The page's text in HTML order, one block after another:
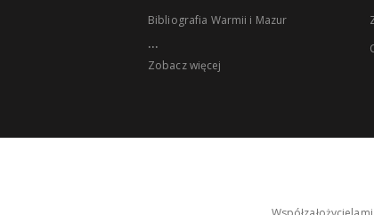
Bibliografia Warmii i Mazur
...
Zobacz więcej